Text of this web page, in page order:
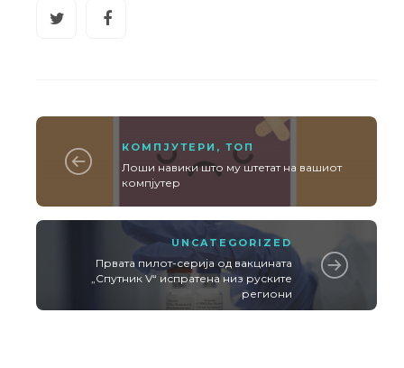
КОМПЈУТЕРИ , ТОП
Лоши навики што му штетат на вашиот
компјутер
UNCATEGORIZED
Првата пилот-серија од вакцината
„Спутник V“ испратена низ руските
региони